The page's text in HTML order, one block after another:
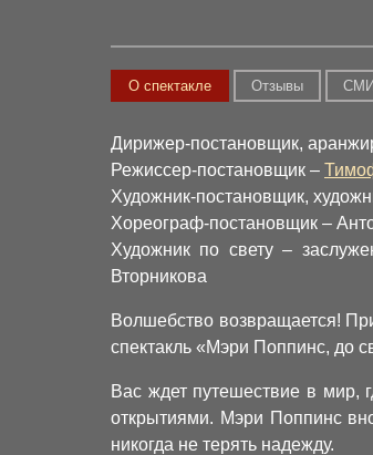
О спектакле Отзывы СМИ
Дирижер-постановщик,
Режиссер-постановщик –
Художник-постановщик,
Хореограф-постановщик –
Художник по свету –
Вторникова
Волшебство возвращается!
спектакль «Мэри Поппинс, до
Вас ждет путешествие в мир,
открытиями. Мэри Поппинс
никогда не терять надежду.